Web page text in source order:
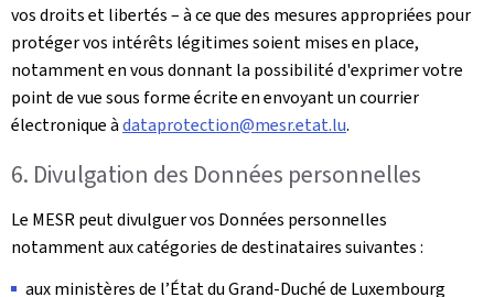
vos droits et libertés – à ce que des mesures appropriées pour
protéger vos intérêts légitimes soient mises en place,
notamment en vous donnant la possibilité d'exprimer votre
point de vue sous forme écrite en envoyant un courrier
électronique àdataprotection@mesr.etat.lu.
6. Divulgation des Données personnelles
Le MESR peut divulguer vos Données personnelles
notamment aux catégories de destinataires suivantes :
aux ministères de l’État du Grand-Duché de Luxembourg